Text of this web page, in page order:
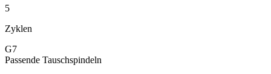
5
Zyklen
G7
Passende Tauschspindeln